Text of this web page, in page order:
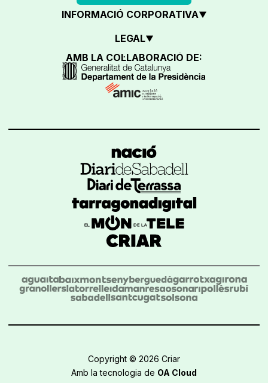
INFORMACIÓ CORPORATIVA
LEGAL
AMB LA COL·LABORACIÓ DE:
Copyright © 2026 Criar
Amb la tecnologia de OA Cloud